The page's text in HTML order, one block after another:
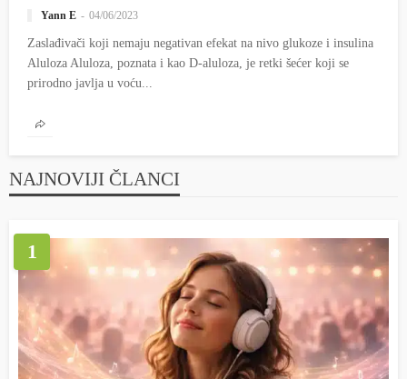
Yann E 04/06/2023
Zaslađivači koji nemaju negativan efekat na nivo glukoze i insulina
Aluloza Aluloza, poznata i kao D-aluloza, je retki šećer koji se
prirodno javlja u voću...
NAJNOVIJI ČLANCI
1